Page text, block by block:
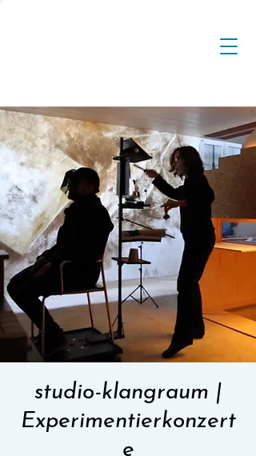
studio-klangraum |
Experimentierkonzert
e